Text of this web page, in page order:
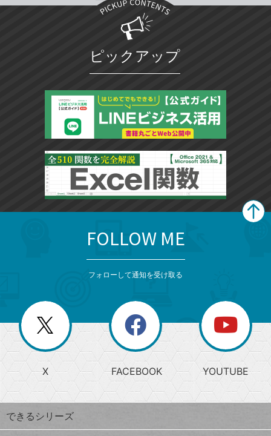
ピックアップ
じ
る
search
検
索
上
昇
ワ
ー
ド
閉
じ
る
ー
か
ら
探
す
FOLLOW ME
フォローして通知を受け取る
X FACEBOOK YOUTUBE
できるシリーズ